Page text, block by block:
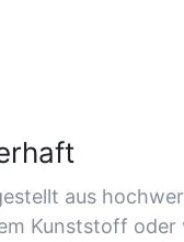
aus
Kunststoff oder